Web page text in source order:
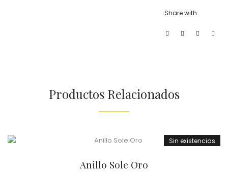
Share with
Productos Relacionados
Sin existencias
Anillo Sole Oro